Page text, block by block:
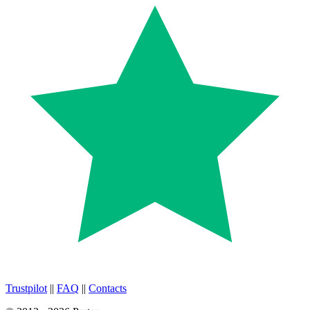
Trustpilot || FAQ || Contacts